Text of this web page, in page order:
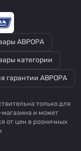
АВРОРА
категории
гарантии АВРОРА
только для
магазина и может
от цен в розничных